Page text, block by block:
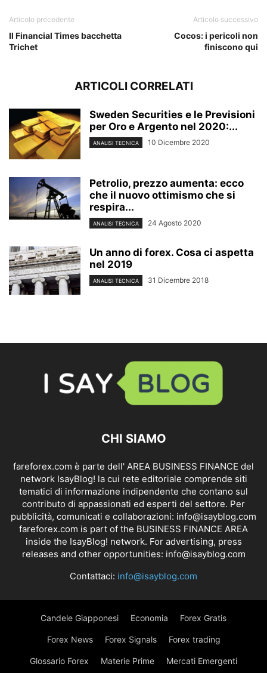
Articolo precedente
Il Financial Times bacchetta
Trichet
Articolo successivo
Cocos: i pericoli non
finiscono qui
ARTICOLI CORRELATI
Sweden Securities e le Previsioni
per Oro e Argento nel 2020:...
ANALISI TECNICA 10 Dicembre 2020
Petrolio, prezzo aumenta: ecco
che il nuovo ottimismo che si
respira...
ANALISI TECNICA 24 Agosto 2020
Un anno di forex. Cosa ci aspetta
nel 2019
ANALISI TECNICA 31 Dicembre 2018
CHI SIAMO
fareforex.com è parte dell' AREA BUSINESS FINANCE del
network IsayBlog! la cui rete editoriale comprende siti
tematici di informazione indipendente che contano sul
contributo di appassionati ed esperti del settore. Per
pubblicità, comunicati e collaborazioni: info@isayblog.com
fareforex.com is part of the BUSINESS FINANCE AREA
inside the IsayBlog! network. For advertising, press
releases and other opportunities: info@isayblog.com
Contattaci: info@isayblog.com
Candele Giapponesi Economia Forex Gratis
Forex News Forex Signals Forex trading
Glossario Forex Materie Prime Mercati Emergenti